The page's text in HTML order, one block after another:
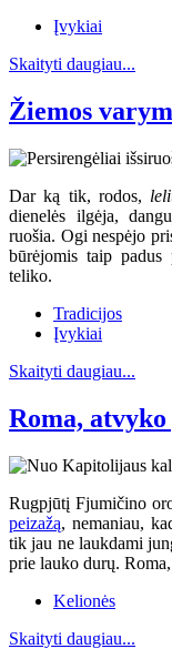
Įvykiai
Skaityti daugiau...
Žiemos
Dar ką tik, rodos,
dienelės ilgėja,
ruošia. Ogi nespėjo
būrėjomis taip
teliko.
Tradicijos
Įvykiai
Skaityti daugiau...
Roma,
Rugpjūtį Fjumičino
peizažą, nemaniau,
tik jau ne laukdami
prie lauko durų.
Kelionės
Skaityti daugiau...